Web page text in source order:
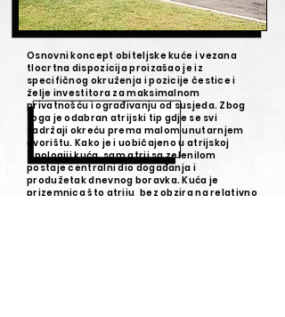
Osnovni koncept obiteljske kuće i vezana
tlocrtna dispozicija proizašao je iz
specifičnog okruženja i pozicije čestice i
želje investitora za maksimalnom
privatnošću i ograđivanju od susjeda. Zbog
toga je odabran atrijski tip gdje se svi
sadržaji okreću prema malom unutarnjem
dvorištu. Kako je i uobičajeno u atrijskoj
tipologiji kuća, sam atrij sa zelenilom
postaje centralni dio događanja i
produžetak dnevnog boravka. Kuća je
prizemnica što atriju, bez obzira na relativno